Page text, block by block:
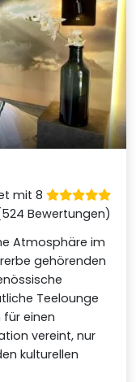
mit 8
Bewertungen)
Atmosphäre im
gehörenden
Teelounge
einen
vereint, nur
kulturellen